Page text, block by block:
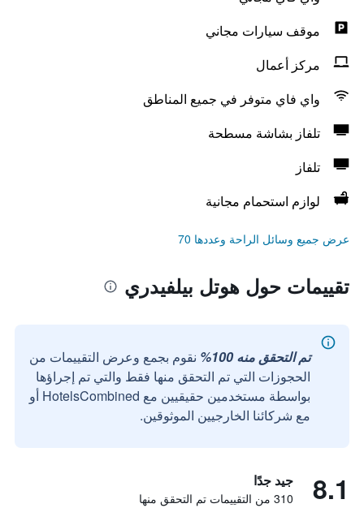
موقف سيارات مجاني
مركز أعمال
واي فاي متوفر في جميع المناطق
تلفاز بشاشة مسطحة
تلفاز
لوازم استحمام مجانية
عرض جميع وسائل الراحة وعددها 70
تقييمات حول هوتل بيلفيدري
تم التحقق منه 100%
نقوم بجمع وعرض التقييمات من
الحجوزات التي تم التحقق منها فقط والتي تم إجراؤها
بواسطة مستخدمين حقيقيين مع HotelsCombined أو
مع شركائنا الخارجيين الموثوقين.
8.1 جيد جدًا
310 من التقييمات تم التحقق منها